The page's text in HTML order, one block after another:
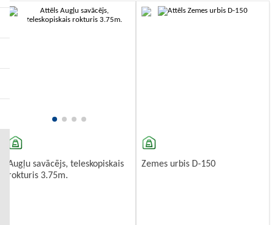
-10%
Augļu savācējs, teleskopiskais
rokturis 3.75m.
Zemes urbis D-150